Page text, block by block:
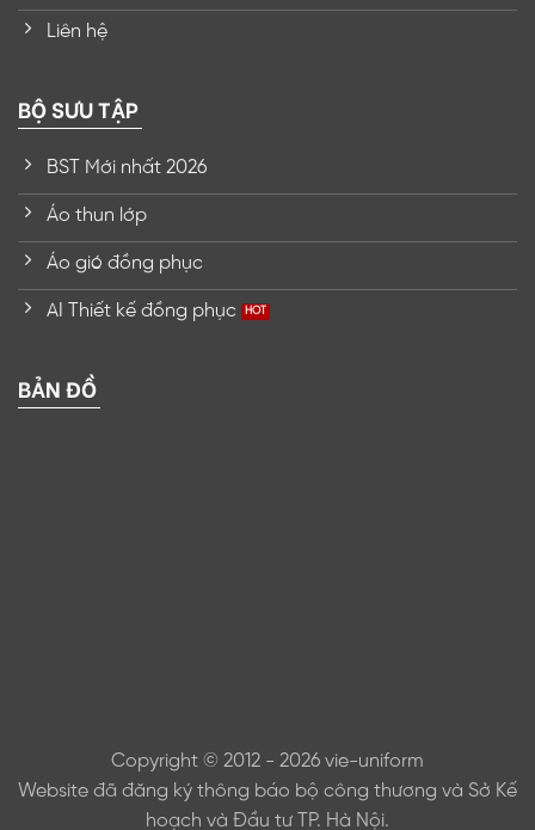
Liên hệ
BỘ SƯU TẬP
BST Mới nhất 2026
Áo thun lớp
Áo gió đồng phục
AI Thiết kế đồng phục
BẢN ĐỒ
Copyright © 2012 - 2026 vie-uniform
Website đã đăng ký thông báo bộ công thương và Sở Kế
hoạch và Đầu tư TP. Hà Nội.